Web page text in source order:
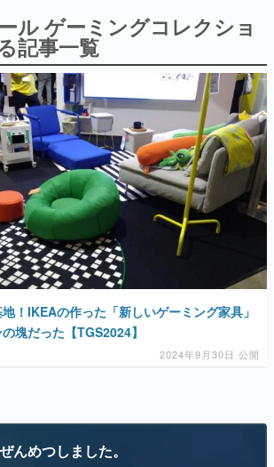
値」「裏技」「ラスボス」… ゲームにまつわる言葉
や用法の変遷を、コンピューター文化史研究家・タ
P氏が徹底調査。
ーとは？
！IKEAの作った「新しいゲーミング家具」
塊だった【TGS2024】
2024年9月30日 公開